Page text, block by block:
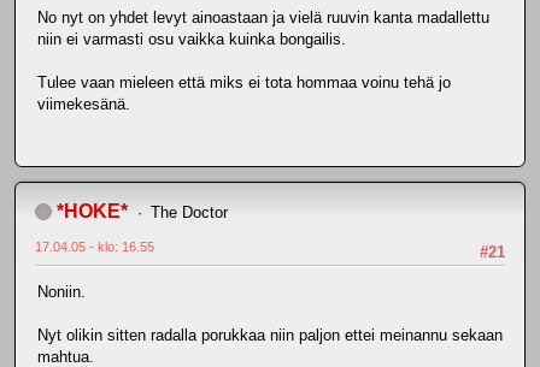
No nyt on yhdet levyt ainoastaan ja vielä ruuvin kanta madallettu
niin ei varmasti osu vaikka kuinka bongailis.
Tulee vaan mieleen että miks ei tota hommaa voinu tehä jo
viimekesänä.
*HOKE* The Doctor
#21
17.04.05 - klo: 16.55
Noniin.
Nyt olikin sitten radalla porukkaa niin paljon ettei meinannu sekaan
mahtua.